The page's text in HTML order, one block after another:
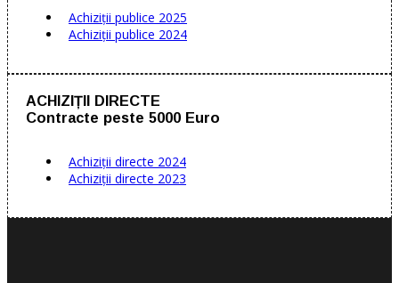
Achiziţii publice 2025
Achiziţii publice 2024
ACHIZIȚII DIRECTE
Contracte peste 5000 Euro
Achiziții directe 2024
Achiziții directe 2023